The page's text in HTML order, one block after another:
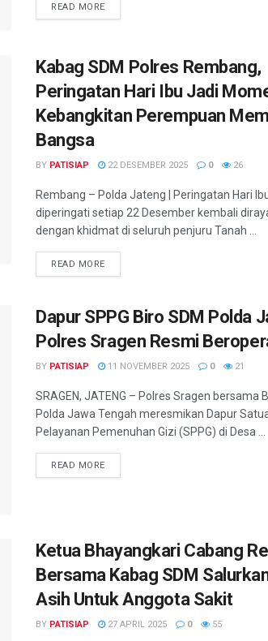
READ MOREDETAILS
Kabag SDM Polres Rembang,
Peringatan Hari Ibu Jadi
Kebangkitan Perempuan
Bangsa
BY PATISIAP 22 DESEMBER 2025 0 26
Rembang – Polda Jateng | Peringatan Hari
diperingati setiap 22 Desember kembali
dengan khidmat di seluruh penjuru Tanah ...
READ MOREDETAILS
Dapur SPPG Biro SDM Polda
Polres Sragen Resmi
BY PATISIAP 11 NOVEMBER 2025 0 21
SRAGEN, JATENG – Polres Sragen bersama
Polda Jawa Tengah meresmikan Dapur
Pelayanan Pemenuhan Gizi (SPPG) di Desa ...
READ MOREDETAILS
Ketua Bhayangkari Cabang
Bersama Kabag SDM
Asih Untuk Anggota Sakit
BY PATISIAP 27 APRIL 2025 0 55